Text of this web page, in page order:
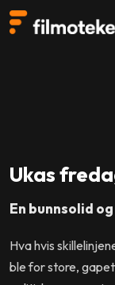
Ukas
En bunnsolid
Hva hvis
ble for store,